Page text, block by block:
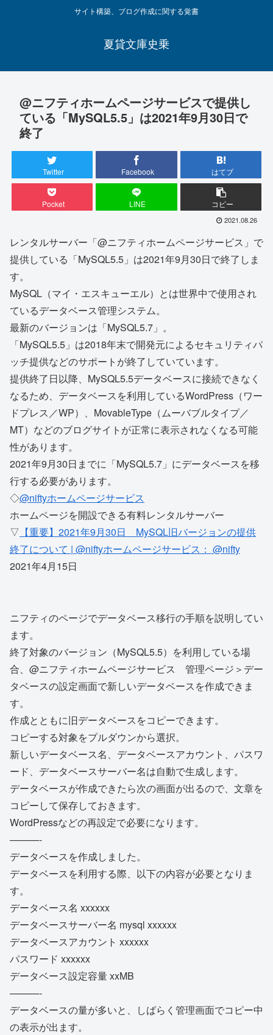
サイト構築、ブログ作成に関する覚書
夏貸文庫史乗
@ニフティホームページサービスで提供し
ている「MySQL5.5」は2021年9月30日で
終了
Twitter Facebook はてブ
Pocket LINE コピー
2021.08.26
レンタルサーバー「@ニフティホームページサービス」で
提供している「MySQL5.5」は2021年9月30日で終了しま
す。
MySQL（マイ・エスキューエル）とは世界中で使用され
ているデータベース管理システム。
最新のバージョンは「MySQL5.7」。
「MySQL5.5」は2018年末で開発元によるセキュリティパ
ッチ提供などのサポートが終了していています。
提供終了日以降、MySQL5.5データベースに接続できなく
なるため、データベースを利用しているWordPress（ワー
ドプレス／WP）、MovableType（ムーバブルタイプ／
MT）などのブログサイトが正常に表示されなくなる可能
性があります。
2021年9月30日までに「MySQL5.7」にデータベースを移
行する必要があります。
◇@niftyホームページサービス
ホームページを開設できる有料レンタルサーバー
▽ 【重要】2021年9月30日 MySQL旧バージョンの提供
終了について | @niftyホームページサービス： @nifty
2021年4月15日
ニフティのページでデータベース移行の手順を説明してい
ます。
終了対象のバージョン（MySQL5.5）を利用している場
合、@ニフティホームページサービス 管理ページ＞デー
タベースの設定画面で新しいデータベースを作成できま
す。
作成とともに旧データベースをコピーできます。
コピーする対象をプルダウンから選択。
新しいデータベース名、データベースアカウント、パスワ
ード、データベースサーバー名は自動で生成します。
データベースが作成できたら次の画面が出るので、文章を
コピーして保存しておきます。
WordPressなどの再設定で必要になります。
———-
データベースを作成しました。
データベースを利用する際、以下の内容が必要となりま
す。
データベース名 xxxxxx
データベースサーバー名 mysql xxxxxx
データベースアカウント xxxxxx
パスワード xxxxxx
データベース設定容量 xxMB
———-
データベースの量が多いと、しばらく管理画面でコピー中
の表示が出ます。